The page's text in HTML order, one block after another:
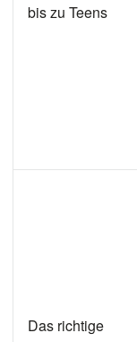
bis zu Teens
Das richtige